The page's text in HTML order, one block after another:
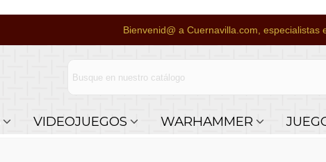
Bienvenid@ a Cuernavilla.com,
VIDEOJUEGOS WARHAMMER